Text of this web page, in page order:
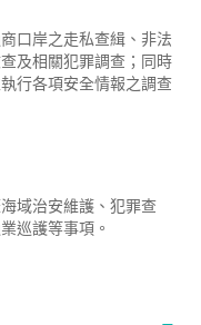
口岸之走私查緝、非法
及相關犯罪調查；同時
行各項安全情報之調查
域治安維護、犯罪查
巡護等事項。